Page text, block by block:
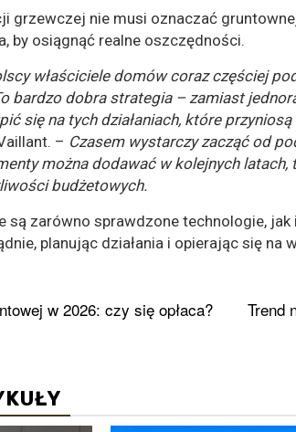
grzewczej nie musi oznaczać
by osiągnąć realne oszczędności.
właściciele domów coraz częściej
bardzo dobra strategia – zamiast
się na tych działaniach, które
– Czasem wystarczy zacząć od
można dodawać w kolejnych
budżetowych.
są zarówno sprawdzone technologie,
planując działania i opierając się na
w 2026: czy się opłaca?
Trend